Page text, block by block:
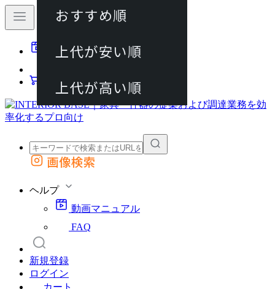
動画マニュアル
カート
外部サイトの商品をカートに追加
画像検索
ヘルプ
動画マニュアル
FAQ
新規登録
ログイン
カート
おすすめ順
上代が安い順
上代が高い順